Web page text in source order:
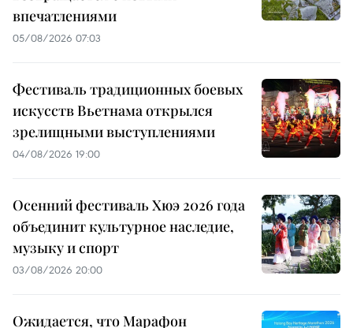
впечатлениями
05/08/2026 07:03
Фестиваль традиционных боевых
искусств Вьетнама открылся
зрелищными выступлениями
04/08/2026 19:00
Осенний фестиваль Хюэ 2026 года
объединит культурное наследие,
музыку и спорт
03/08/2026 20:00
Ожидается, что Марафон